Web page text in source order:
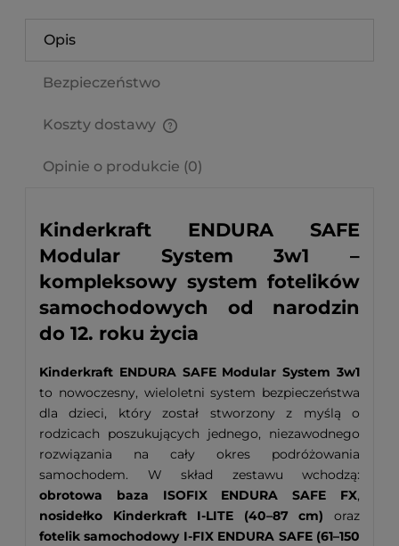
Opis
Bezpieczeństwo
Koszty dostawy
Opinie o produkcie (0)
Kinderkraft ENDURA SAFE
Modular System 3w1 –
kompleksowy system fotelików
samochodowych od narodzin
do 12. roku życia
Kinderkraft ENDURA SAFE Modular System 3w1
to nowoczesny, wieloletni system bezpieczeństwa
dla dzieci, który został stworzony z myślą o
rodzicach poszukujących jednego, niezawodnego
rozwiązania na cały okres podróżowania
samochodem. W skład zestawu wchodzą:
obrotowa baza ISOFIX ENDURA SAFE FX,
nosidełko Kinderkraft I-LITE (40–87 cm) oraz
fotelik samochodowy I-FIX ENDURA SAFE (61–150